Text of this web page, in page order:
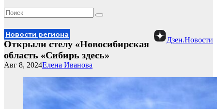
Дзен.Новости
Новости региона
Открыли стелу «Новосибирская
область «Сибирь здесь»
Елена Иванова
Авг 8, 2024